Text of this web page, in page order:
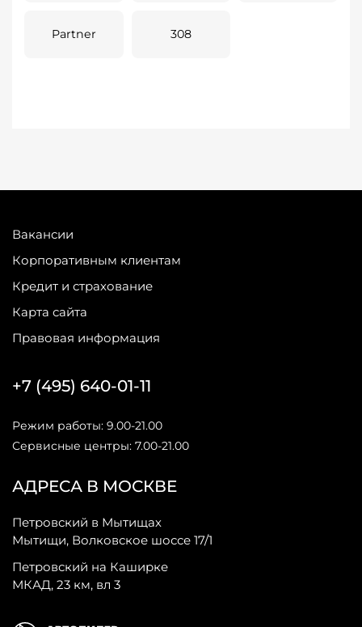
Partner 308
Вакансии
Корпоративным клиентам
Кредит и страхование
Карта сайта
Правовая информация
АДРЕСА В МОСКВЕ
Петровский в Мытищах
Мытищи, Волковское шоссе 17/1
Петровский на Каширке
МКАД, 23 км, вл 3
+7 (495) 640-01-11
Режим работы: 9.00-21.00
Сервисные центры: 7.00-21.00